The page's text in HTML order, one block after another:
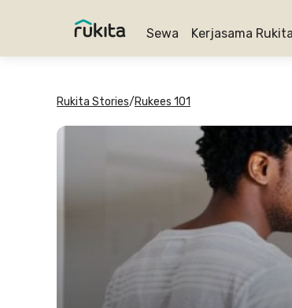
Sewa Kerjasama Rukita
Rukita Stories/Rukees 101